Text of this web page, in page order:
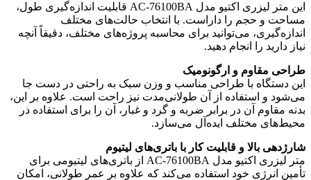
این متر لیزری اکتیو مدل AC-76100BA قابلیت اندازه‌گیری طول،
مساحت و حجم را داراست. با انتخاب حالت‌های مختلف
اندازه‌گیری، می‌توانید برای محاسبه پروژه‌های مختلف، دقیقاً آنچه
نیاز دارید را انجام دهید.
طراحی مقاوم و ارگونومیک
این دستگاه با طراحی مناسب و وزن سبک به راحتی در دست جا
می‌شود و استفاده از آن طولانی‌مدت نیز راحت است. علاوه بر این،
بدنه مقاوم آن در برابر ضربه و گرد و غبار، آن را برای استفاده در
محیط‌های مختلف ایده‌آل می‌سازد.
شارژدهی بالا و قابلیت کار با باتری‌های لیتیوم
متر لیزری اکتیو مدل AC-76100BA از باتری‌های لیتیومی برای
تأمین انرژی خود استفاده می‌کند که علاوه بر عمر طولانی، امکان